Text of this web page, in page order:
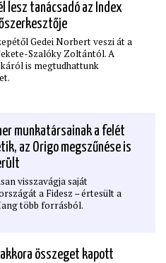
lesz tanácsadó az Index
Gedei Norbert veszi át a
Szalóky Zoltántól. A
is megtudhattunk
munkatársainak a felét
az Origo megszűnése is
visszavágja saját
a Fidesz – értesült a
több forrásból.
összeget kapott